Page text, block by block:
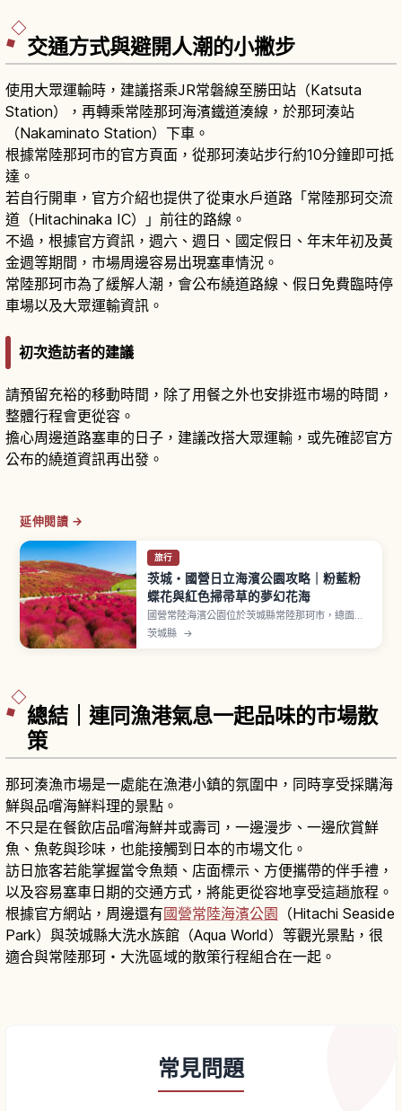
交通方式與避開人潮的小撇步
使用大眾運輸時，建議搭乘JR常磐線至勝田站（Katsuta
Station），再轉乘常陸那珂海濱鐵道湊線，於那珂湊站
（Nakaminato Station）下車。
根據常陸那珂市的官方頁面，從那珂湊站步行約10分鐘即可抵
達。
若自行開車，官方介紹也提供了從東水戶道路「常陸那珂交流
道（Hitachinaka IC）」前往的路線。
不過，根據官方資訊，週六、週日、國定假日、年末年初及黃
金週等期間，市場周邊容易出現塞車情況。
常陸那珂市為了緩解人潮，會公布繞道路線、假日免費臨時停
車場以及大眾運輸資訊。
初次造訪者的建議
請預留充裕的移動時間，除了用餐之外也安排逛市場的時間，
整體行程會更從容。
擔心周邊道路塞車的日子，建議改搭大眾運輸，或先確認官方
公布的繞道資訊再出發。
延伸閱讀 →
旅行
茨城・國營日立海濱公園攻略｜粉藍粉
蝶花與紅色掃帚草的夢幻花海
國營常陸海濱公園位於茨城縣常陸那珂市，總面積
約350公頃，開園面積約215公頃。春季（4月中旬
茨城縣 →
總結｜連同漁港氣息一起品味的市場散
策
那珂湊漁市場是一處能在漁港小鎮的氛圍中，同時享受採購海
鮮與品嚐海鮮料理的景點。
不只是在餐飲店品嚐海鮮丼或壽司，一邊漫步、一邊欣賞鮮
魚、魚乾與珍味，也能接觸到日本的市場文化。
訪日旅客若能掌握當令魚類、店面標示、方便攜帶的伴手禮，
以及容易塞車日期的交通方式，將能更從容地享受這趟旅程。
根據官方網站，周邊還有國營常陸海濱公園 （Hitachi Seaside
Park）與茨城縣大洗水族館（Aqua World）等觀光景點，很
適合與常陸那珂・大洗區域的散策行程組合在一起。
常見問題